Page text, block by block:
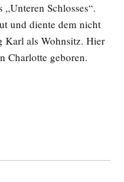
Schlosses“.
und diente dem nicht
Karl als Wohnsitz. Hier
Charlotte geboren.